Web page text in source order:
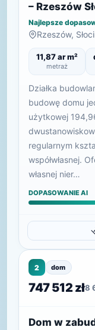
– Rzeszów
Najlepsze
Rzeszów,
11,87 ar m²
metraż
Działka
budowę domu
użytkowej
regularnym
współwłasnej.
własnej nier…
DOPASOWANIE AI
2 dom
747 512 zł8
Dom w